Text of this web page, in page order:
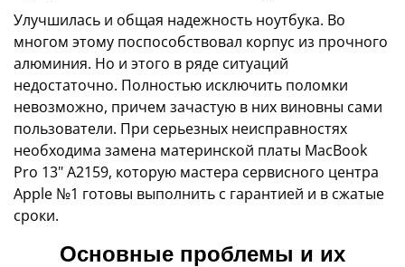
Улучшилась и общая надежность ноутбука. Во
многом этому поспособствовал корпус из прочного
алюминия. Но и этого в ряде ситуаций
недостаточно. Полностью исключить поломки
невозможно, причем зачастую в них виновны сами
пользователи. При серьезных неисправностях
необходима замена материнской платы MacBook
Pro 13" A2159, которую мастера сервисного центра
Apple №1 готовы выполнить с гарантией и в сжатые
сроки.
Основные проблемы и их